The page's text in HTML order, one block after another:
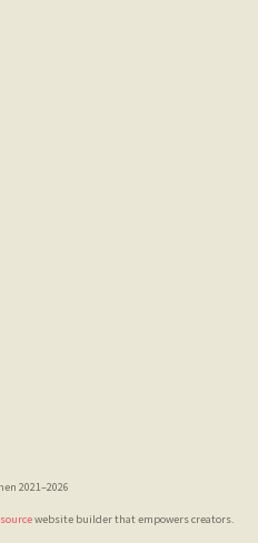
2021–2026
website builder that empowers creators.